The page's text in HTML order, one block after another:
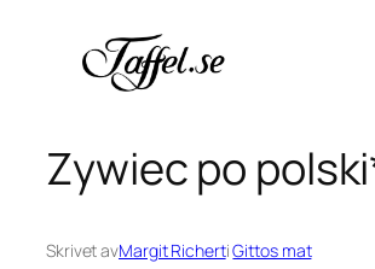
innehåll
Zywiec po
Skrivet avMargit RichertiGittos mat